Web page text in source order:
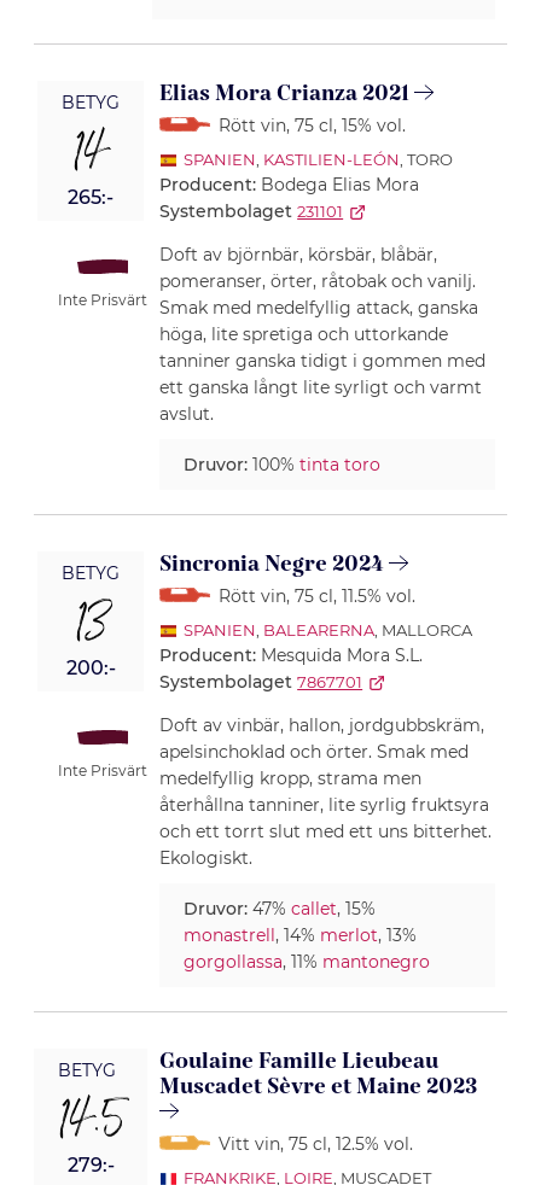
BETYG
14
265:-
Inte Prisvärt
Elias Mora Crianza 2021
Rött vin, 75 cl, 15% vol.
SPANIEN KASTILIEN-LEÓN , TORO
Producent: Bodega Elias Mora
Systembolaget 231101
Doft av björnbär, körsbär, blåbär,
pomeranser, örter, råtobak och vanilj.
Smak med medelfyllig attack, ganska
höga, lite spretiga och uttorkande
tanniner ganska tidigt i gommen med
ett ganska långt lite syrligt och varmt
avslut.
Druvor:100%tinta toro
BETYG
13
200:-
Inte Prisvärt
Sincronia Negre 2024
Rött vin, 75 cl, 11.5% vol.
SPANIEN BALEARERNA, MALLORCA
Producent: Mesquida Mora S.L.
Systembolaget 7867701
Doft av vinbär, hallon, jordgubbskräm,
apelsinchoklad och örter. Smak med
medelfyllig kropp, strama men
återhållna tanniner, lite syrlig fruktsyra
och ett torrt slut med ett uns bitterhet.
Ekologiskt.
Druvor:47%callet, 15%
monastrell, 14% merlot, 13%
gorgollassa, 11% mantonegro
BETYG
14.5
279:-
Goulaine Famille Lieubeau
Muscadet Sèvre et Maine 2023
Vitt vin, 75 cl, 12.5% vol.
FRANKRIKE LOIRE , MUSCADET